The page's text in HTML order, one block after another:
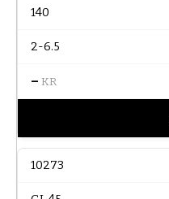
140
2-6.5
– KR
10273